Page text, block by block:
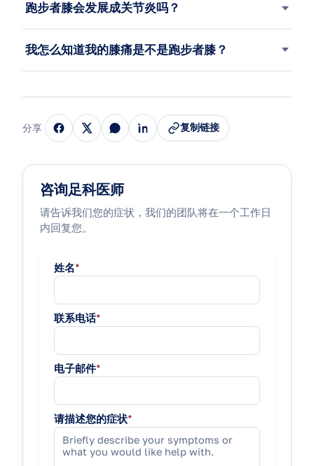
跑步者膝会发展成关节炎吗？
我怎么知道我的膝痛是不是跑步者膝？
分享 复制链接
咨询足科医师
请告诉我们您的症状，我们的团队将在一个工作日
内回复您。
姓名*
联系电话*
电子邮件*
请描述您的症状*